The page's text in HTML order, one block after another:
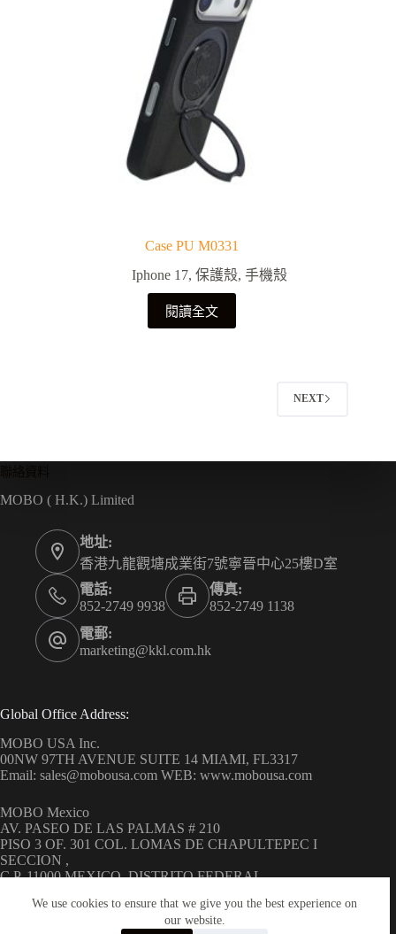
We use cookies to ensure that we give you the best experience on
our website.
Case PU M0331
Iphone 17,保護殼,手機殼
閱讀全文
NEXT
MOBO ( H.K.) Limited
地址:
香港九龍觀塘成業街7號寧晉中心25樓D室
電話:
852-2749 9938
傳真:
852-2749 1138
電郵:
marketing@kkl.com.hk
Global Office Address:
MOBO USA Inc.
00NW 97TH AVENUE SUITE 14 MIAMI, FL3317
Email: sales@mobousa.com WEB: www.mobousa.com
MOBO Mexico
AV. PASEO DE LAS PALMAS # 210
PISO 3 OF. 301 COL. LOMAS DE CHAPULTEPEC I
SECCION ,
C.P. 11000 MEXICO, DISTRITO FEDERAL